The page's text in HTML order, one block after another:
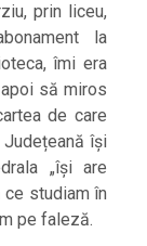
prin liceu,
la
îmi era
să miros
de care
își
„își are
ce studiam în
pe faleză.